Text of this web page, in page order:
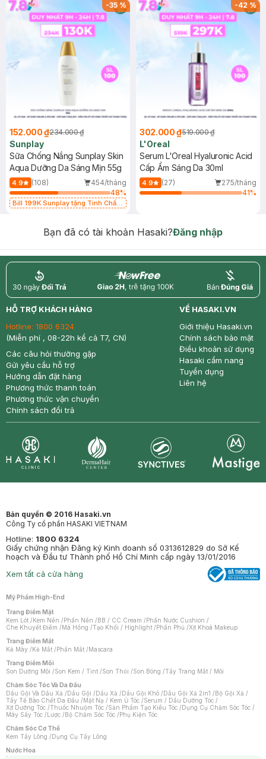
-35%
152.000 ₫234.000 ₫
Sunplay
Sữa Chống Nắng Sunplay Skin
Aqua Dưỡng Da Sáng Mịn 55g
4.9 (108)
454/tháng
48%
Bill 199K Sunplay tặng Tinh Chất
-42%
302.000 ₫519.000 ₫
L'Oreal
Serum L'Oreal Hyaluronic Acid
Cấp Ẩm Sáng Da 30ml
4.9 (27)
275/tháng
41%
Bạn đã có tài khoản Hasaki?Đăng nhập
return nowfree price
HỖ TRỢ KHÁCH HÀNG
Hotline: 1800 6324
(Miễn phí , 08-22h kể cả T7, CN)
Các câu hỏi thường gặp
Gửi yêu cầu hỗ trợ
Hướng dẫn đặt hàng
Phương thức thanh toán
Phương thức vận chuyển
Chính sách đổi trả
VỀ HASAKI.VN
Giới thiệu Hasaki.vn
Chính sách bảo mật
Điều khoản sử dụng
Hasaki cẩm nang
Tuyển dụng
Liên hệ
Bản quyền © 2016 Hasaki.vn
Công Ty cổ phần HASAKI VIETNAM
Hotline: 1800 6324
Giấy chứng nhận Đăng ký Kinh doanh số 0313612829 do Sở Kế
hoạch và Đầu tư Thành phố Hồ Chí Minh cấp ngày 13/01/2016
Xem tất cả cửa hàng
Mỹ Phẩm High-End
Trang Điểm Mặt
Kem Lót /Kem Nền /Phấn Nền /BB / CC Cream /Phấn Nước Cushion /
Che Khuyết Điểm /Má Hồng /Tạo Khối / Highlight /Phấn Phủ /Xịt Khoá Makeup
Trang Điểm Mắt
Kẻ Mày /Kẻ Mắt /Phấn Mắt /Mascara
Trang Điểm Môi
Son Dưỡng Môi /Son Kem / Tint /Son Thỏi /Son Bóng /Tẩy Trang Mắt / Môi
Chăm Sóc Tóc Và Da Đầu
Dầu Gội Và Dầu Xả /Dầu Gội /Dầu Xả /Dầu Gội Khô /Dầu Gội Xả 2in1 /Bộ Gội Xả /
Tẩy Tế Bào Chết Da Đầu /Mặt Nạ / Kem Ủ Tóc /Serum / Dầu Dưỡng Tóc /
Xịt Dưỡng Tóc /Thuốc Nhuộm Tóc /Sản Phẩm Tạo Kiểu Tóc /Dụng Cụ Chăm Sóc Tóc /
Máy Sấy Tóc /Lược /Bộ Chăm Sóc Tóc /Phụ Kiện Tóc
Chăm Sóc Cơ Thể
Kem Tẩy Lông /Dụng Cụ Tẩy Lông
Nước Hoa